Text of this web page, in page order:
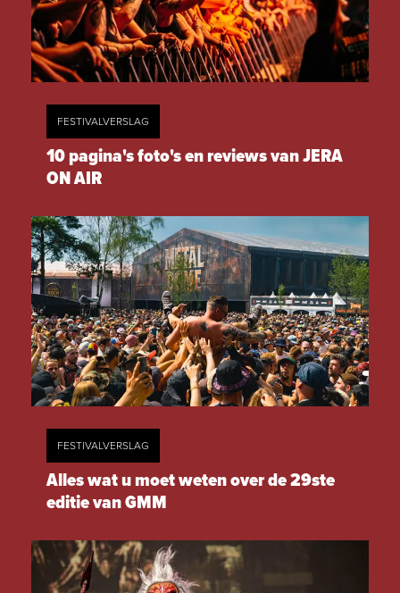
FESTIVALVERSLAG
10 pagina's foto's en reviews van JERA
ON AIR
FESTIVALVERSLAG
Alles wat u moet weten over de 29ste
editie van GMM